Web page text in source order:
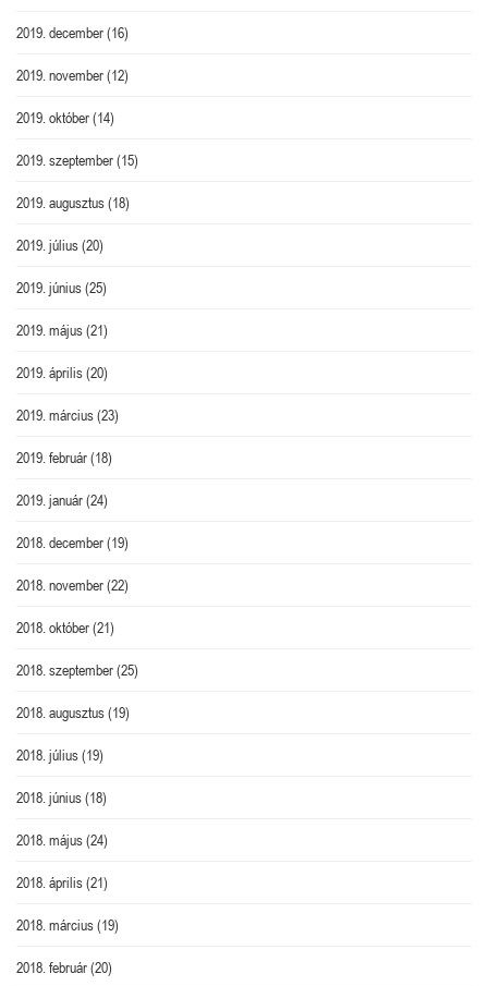
2019. december(16)
2019. november(12)
2019. október(14)
2019. szeptember(15)
2019. augusztus(18)
2019. július(20)
2019. június(25)
2019. május(21)
2019. április(20)
2019. március(23)
2019. február(18)
2019. január(24)
2018. december(19)
2018. november(22)
2018. október(21)
2018. szeptember(25)
2018. augusztus(19)
2018. július(19)
2018. június(18)
2018. május(24)
2018. április(21)
2018. március(19)
2018. február(20)